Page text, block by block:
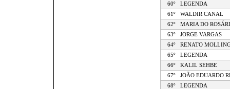
60º
LEGENDA
61º
WALDIR CANAL
62º
MARIA DO
63º
JORGE VARGAS
64º
RENATO
65º
LEGENDA
66º
KALIL SEHBE
67º
JOÃO EDUARDO
68º
LEGENDA